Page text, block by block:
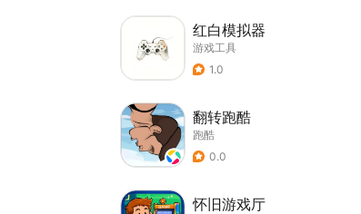
红白模拟器
游戏工具
1.0
翻转跑酷
跑酷
0.0
怀旧游戏厅